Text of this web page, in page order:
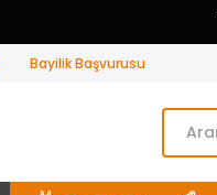
Bayilik Başvurusu